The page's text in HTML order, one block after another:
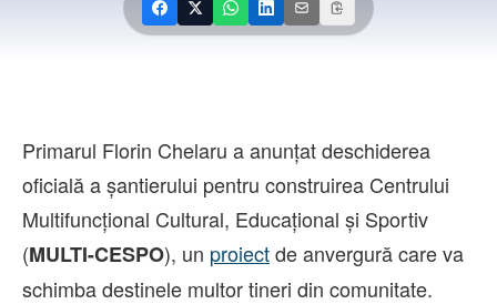
Primarul Florin Chelaru a anunțat deschiderea
oficială a șantierului pentru construirea Centrului
Multifuncțional Cultural, Educațional și Sportiv
(MULTI-CESPO), un proiectde anvergură care va
schimba destinele multor tineri din comunitate.